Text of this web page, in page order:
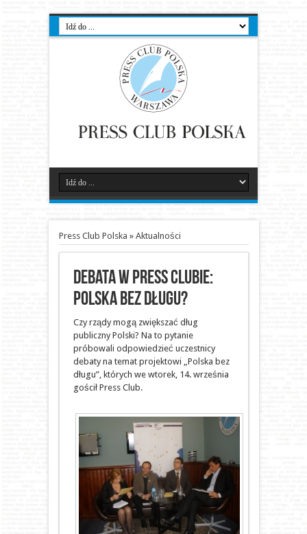
Press Club Polska » Aktualności
Debata w Press Clubie:
Polska bez długu?
Czy rządy mogą zwiększać dług
publiczny Polski? Na to pytanie
próbowali odpowiedzieć uczestnicy
debaty na temat projektowi „Polska bez
długu”, których we wtorek, 14. września
gościł Press Club.